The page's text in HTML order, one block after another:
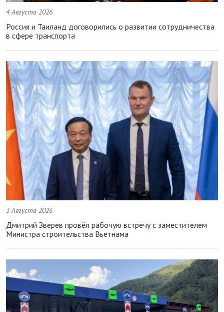
4 Августа 2026
Россия и Таиланд договорились о развитии сотрудничества
в сфере транспорта
3 Августа 2026
Дмитрий Зверев провёл рабочую встречу с заместителем
Министра строительства Вьетнама